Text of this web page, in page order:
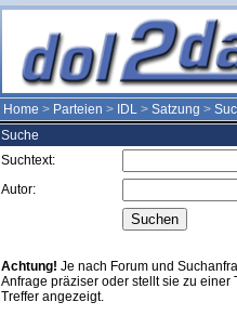
Home > Parteien > IDL > Satzung >
Suche
Suchtext:
Autor:
Achtung! Je nach Forum und
Anfrage präziser oder stellt sie zu
Treffer angezeigt.